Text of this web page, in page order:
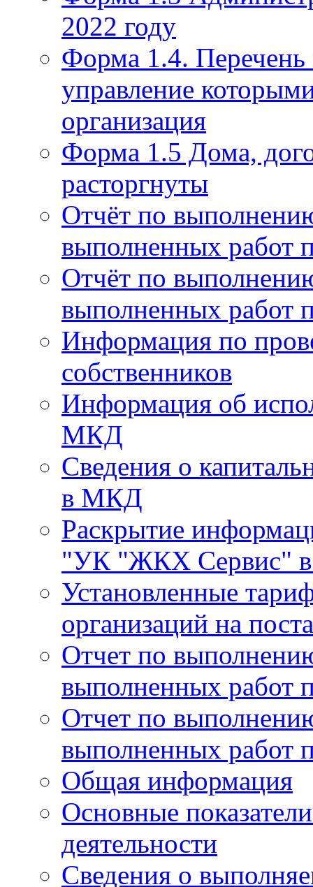
2022 году
Форма 1.4.
управление
организация
Форма 1.5 Дома,
расторгнуты
Отчёт по
выполненных работ
Отчёт по
выполненных работ
Информация по
собственников
Информация об
МКД
Сведения о
в МКД
Раскрытие
"УК "ЖКХ Сервис" в
Установленные
организаций на
Отчет по
выполненных работ
Отчет по
выполненных работ
Общая информация
Основные
деятельности
Сведения о